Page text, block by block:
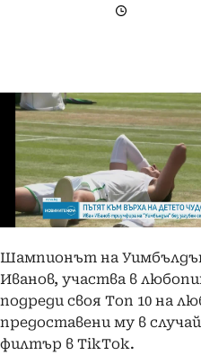
Шампионът на
Иванов, участва в
подреди своя Топ 10 на
предоставени му в
филтър в TikTok.